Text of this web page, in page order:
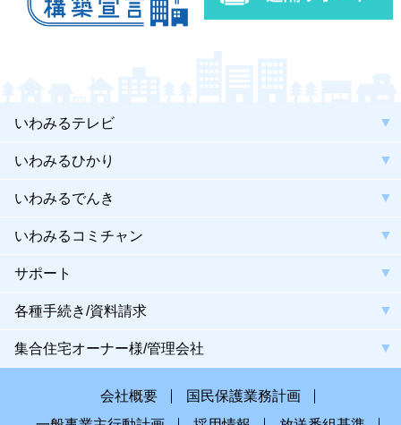
いわみるテレビ
いわみるひかり
いわみるでんき
いわみるコミチャン
サポート
各種手続き/資料請求
集合住宅オーナー様/管理会社
会社概要
国民保護業務計画